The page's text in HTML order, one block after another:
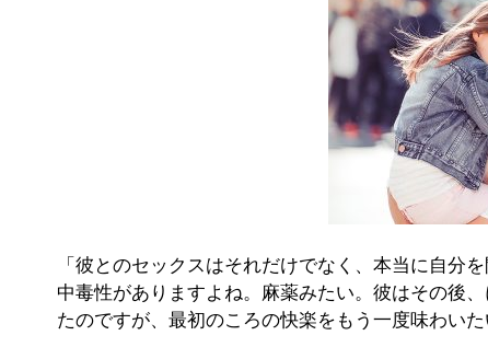
「彼とのセックスはそれだけでなく、本当に自分
中毒性がありますよね。麻薬みたい。彼はその後
たのですが、最初のころの快楽をもう一度味わい